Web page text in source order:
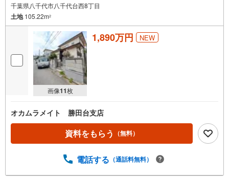
千葉県八千代市八千代台西8丁目
土地105.22m2
画像11枚
1,890万円 NEW
オカムラメイト 勝田台支店
資料をもらう （無料）
電話する （通話料無料）